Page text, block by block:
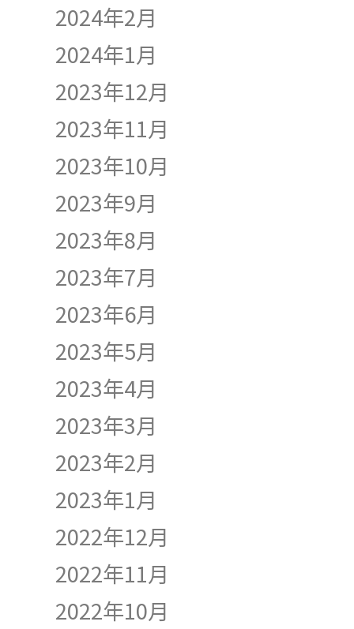
2024年2月
2024年1月
2023年12月
2023年11月
2023年10月
2023年9月
2023年8月
2023年7月
2023年6月
2023年5月
2023年4月
2023年3月
2023年2月
2023年1月
2022年12月
2022年11月
2022年10月